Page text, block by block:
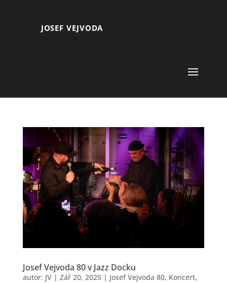
JOSEF VEJVODA
Josef Vejvoda 80 v Jazz Docku
autor: JV| Zář 20, 2025| Josef Vejvoda 80, Koncert,